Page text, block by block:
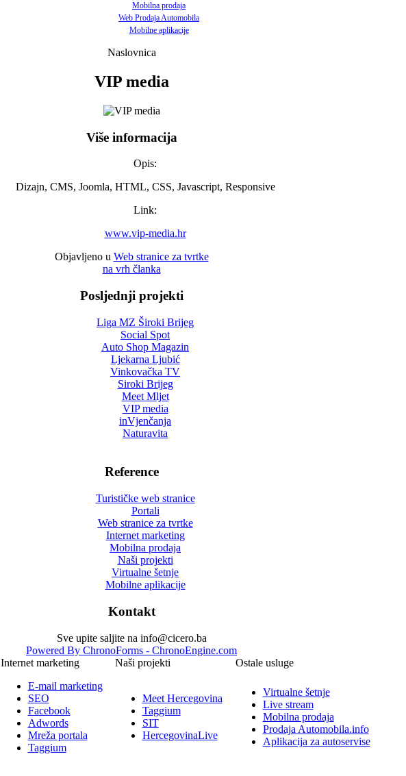
Mobilna prodaja
Web Prodaja Automobila
Mobilne aplikacije
Naslovnica
VIP media
Više informacija
Opis:
Dizajn, CMS, Joomla, HTML, CSS, Javascript, Responsive
Link:
www.vip-media.hr
Objavljeno u Web stranice za tvrtke
na vrh članka
Posljednji projekti
Liga MZ Široki Brijeg
Social Spot
Auto Shop Magazin
Ljekarna Ljubić
Vinkovačka TV
Siroki Brijeg
Meet Mljet
VIP media
inVjenčanja
Naturavita
Reference
Turističke web stranice
Portali
Web stranice za tvrtke
Internet marketing
Mobilna prodaja
Naši projekti
Virtualne šetnje
Mobilne aplikacije
Kontakt
Sve upite saljite na info@cicero.ba
Powered By ChronoForms - ChronoEngine.com
Internet marketing Naši projekti Ostale usluge
E-mail marketing
SEO
Facebook
Adwords
Mreža portala
Taggium
Meet Hercegovina
Taggium
SIT
HercegovinaLive
Virtualne šetnje
Live stream
Mobilna prodaja
Prodaja Automobila.info
Aplikacija za autoservise